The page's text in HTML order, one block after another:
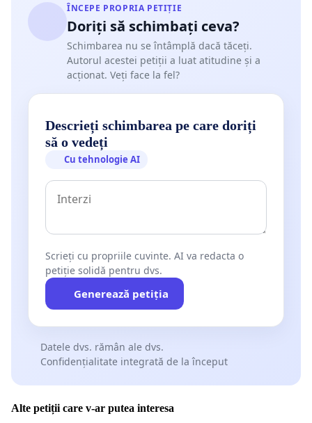
ÎNCEPE PROPRIA PETIȚIE
Doriți să schimbați ceva?
Schimbarea nu se întâmplă dacă tăceți.
Autorul acestei petiții a luat atitudine și a
acționat. Veți face la fel?
Descrieți schimbarea pe care doriți
să o vedeți
Cu tehnologie AI
Scrieți cu propriile cuvinte. AI va redacta o
petiție solidă pentru dvs.
Generează petiția
Datele dvs. rămân ale dvs.
Confidențialitate integrată de la început
Alte petiții care v-ar putea interesa